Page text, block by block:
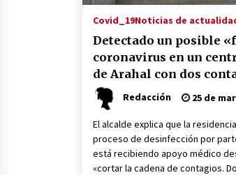
Todos los
Feria de Sevilla
26 de abril
Covid_19Noticias de
Detectado un posible
coronavirus en un
de Arahal con dos
«posible» tercer caso
Redacción 25 de
El alcalde explica que la
proceso de desinfección por
está recibiendo apoyo médico
«cortar la cadena de contagios.